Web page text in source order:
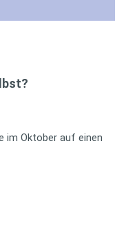
im Oktober auf einen